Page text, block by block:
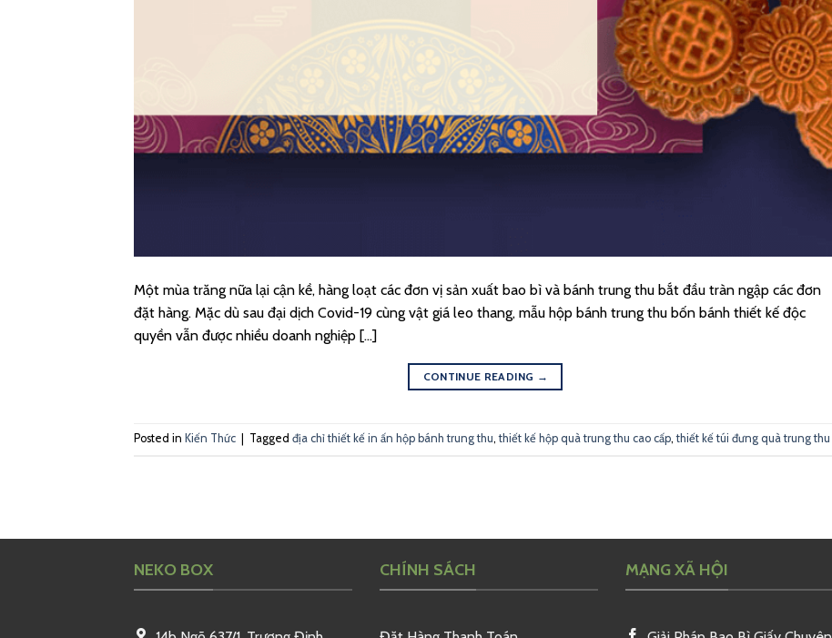
Một mùa trăng nữa lại cận kề, hàng loạt các đơn vị sản xuất bao bì và bánh trung thu bắt đầu tràn ngập các đơn
đặt hàng. Mặc dù sau đại dịch Covid-19 cùng vật giá leo thang, mẫu hộp bánh trung thu bốn bánh thiết kế độc
quyền vẫn được nhiều doanh nghiệp […]
CONTINUE READING →
Posted in Kiến Thức Tagged địa chỉ thiết kế in ấn hộp bánh trung thu,thiết kế hộp quà trung thu cao cấp,thiết kế túi đưng quà trung thu
NEKO BOX CHÍNH SÁCH MẠNG XÃ HỘI